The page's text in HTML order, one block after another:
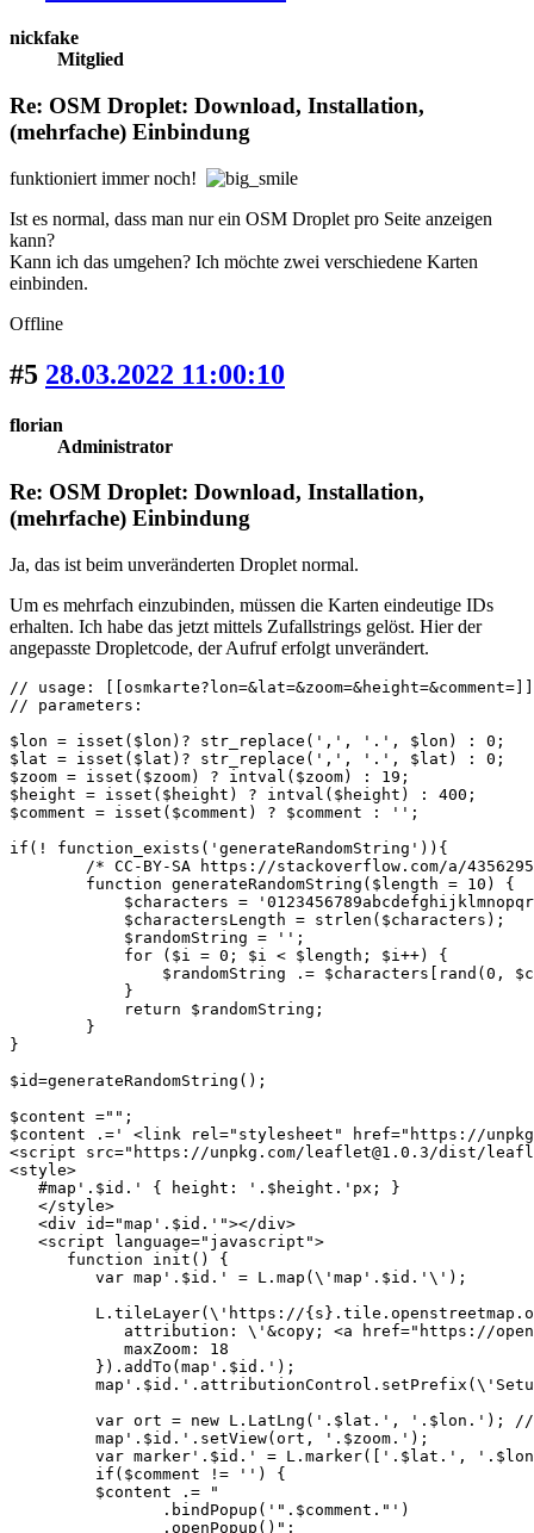
nickfake
Mitglied
Re: OSM Droplet: Download, Installation,
(mehrfache) Einbindung
funktioniert immer noch!
Ist es normal, dass man nur ein OSM Droplet pro Seite anzeigen
kann?
Kann ich das umgehen? Ich möchte zwei verschiedene Karten
einbinden.
Offline
#5 28.03.2022 11:00:10
florian
Administrator
Re: OSM Droplet: Download, Installation,
(mehrfache) Einbindung
Ja, das ist beim unveränderten Droplet normal.
Um es mehrfach einzubinden, müssen die Karten eindeutige IDs
erhalten. Ich habe das jetzt mittels Zufallstrings gelöst. Hier der
angepasste Dropletcode, der Aufruf erfolgt unverändert.
// usage: [[osmkarte?lon=&lat=&zoom=&height=&comment=]]
// parameters:
$lon = isset($lon)? str_replace(',', '.', $lon) : 0;
$lat = isset($lat)? str_replace(',', '.', $lat) : 0;
$zoom = isset($zoom) ? intval($zoom) : 19;
$height = isset($height) ? intval($height) : 400;
$comment = isset($comment) ? $comment : '';
if(! function_exists('generateRandomString')){
/* CC-BY-SA https://stackoverflow.com/a/
}
$id=generateRandomString();
$content ="";
$content .=' <link rel="stylesheet" href="https://
<script src="https://unpkg.com/leaflet@1.0.3/dist/
<style>
   #map'.$id.' { height: '.$height.'px; }
   </style>
   <div id="map'.$id.'"></div>
   <script language="javascript">
      function init() {
L.tileLayer(\'https://
attribution: \'&copy; <a href="https://
            maxZoom: 18
         }).addTo(map'.$id.');
var ort = new L.LatLng('.$lat.', '.$lon.');
         map'.$id.'.setView(ort, '.$zoom.');
var marker'.$id.' = L.marker(['.$lat.',
         if($comment != '') {
         $content .= "